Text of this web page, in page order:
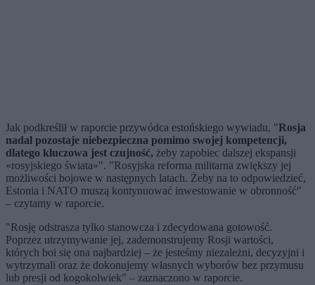
Jak podkreślił w raporcie przywódca estońskiego wywiadu, "Rosja
nadal pozostaje niebezpieczna pomimo swojej kompetencji,
dlatego kluczowa jest czujność, żeby zapobiec dalszej ekspansji
«rosyjskiego świata»". "Rosyjska reforma militarna zwiększy jej
możliwości bojowe w następnych latach. Żeby na to odpowiedzieć,
Estonia i NATO muszą kontynuować inwestowanie w obronność"
– czytamy w raporcie.
"Rosję odstrasza tylko stanowcza i zdecydowana gotowość.
Poprzez utrzymywanie jej, zademonstrujemy Rosji wartości,
których boi się ona najbardziej – że jesteśmy niezależni, decyzyjni i
wytrzymali oraz że dokonujemy własnych wyborów bez przymusu
lub presji od kogokolwiek" – zaznaczono w raporcie.